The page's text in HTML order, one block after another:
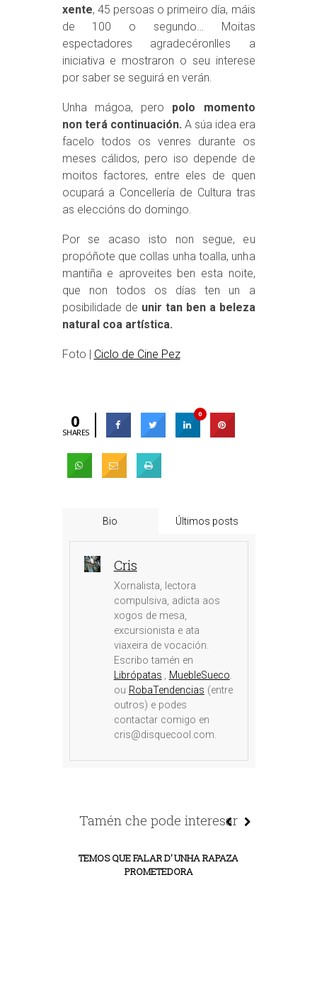
xente, 45 persoas o primeiro día, máis
de 100 o segundo… Moitas
espectadores agradecéronlles a
iniciativa e mostraron o seu interese
por saber se seguirá en verán.
Unha mágoa, pero polo momento
non terá continuación. A súa idea era
facelo todos os venres durante os
meses cálidos, pero iso depende de
moitos factores, entre eles de quen
ocupará a Concellería de Cultura tras
as eleccións do domingo.
Por se acaso isto non segue, eu
propóñote que collas unha toalla, unha
mantiña e aproveites ben esta noite,
que non todos os días ten un a
posibilidade de unir tan ben a beleza
natural coa artística.
Foto | Ciclo de Cine Pez
0
SHARES
0
Bio Últimos posts
Cris
Xornalista, lectora
compulsiva, adicta aos
xogos de mesa,
excursionista e ata
viaxeira de vocación.
Escribo tamén en
Librópatas., MuebleSueco.
ou RobaTendencias (entre
outros) e podes
contactar comigo en
cris@disquecool.com.
Tamén che pode interesar
TEMOS QUE FALAR D’ UNHA RAPAZA
PROMETEDORA